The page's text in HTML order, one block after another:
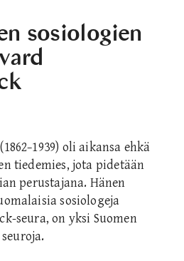
sosiologien
oli aikansa ehkä
tiedemies, jota pidetään
perustajana. Hänen
sosiologeja
seura, on yksi Suomen